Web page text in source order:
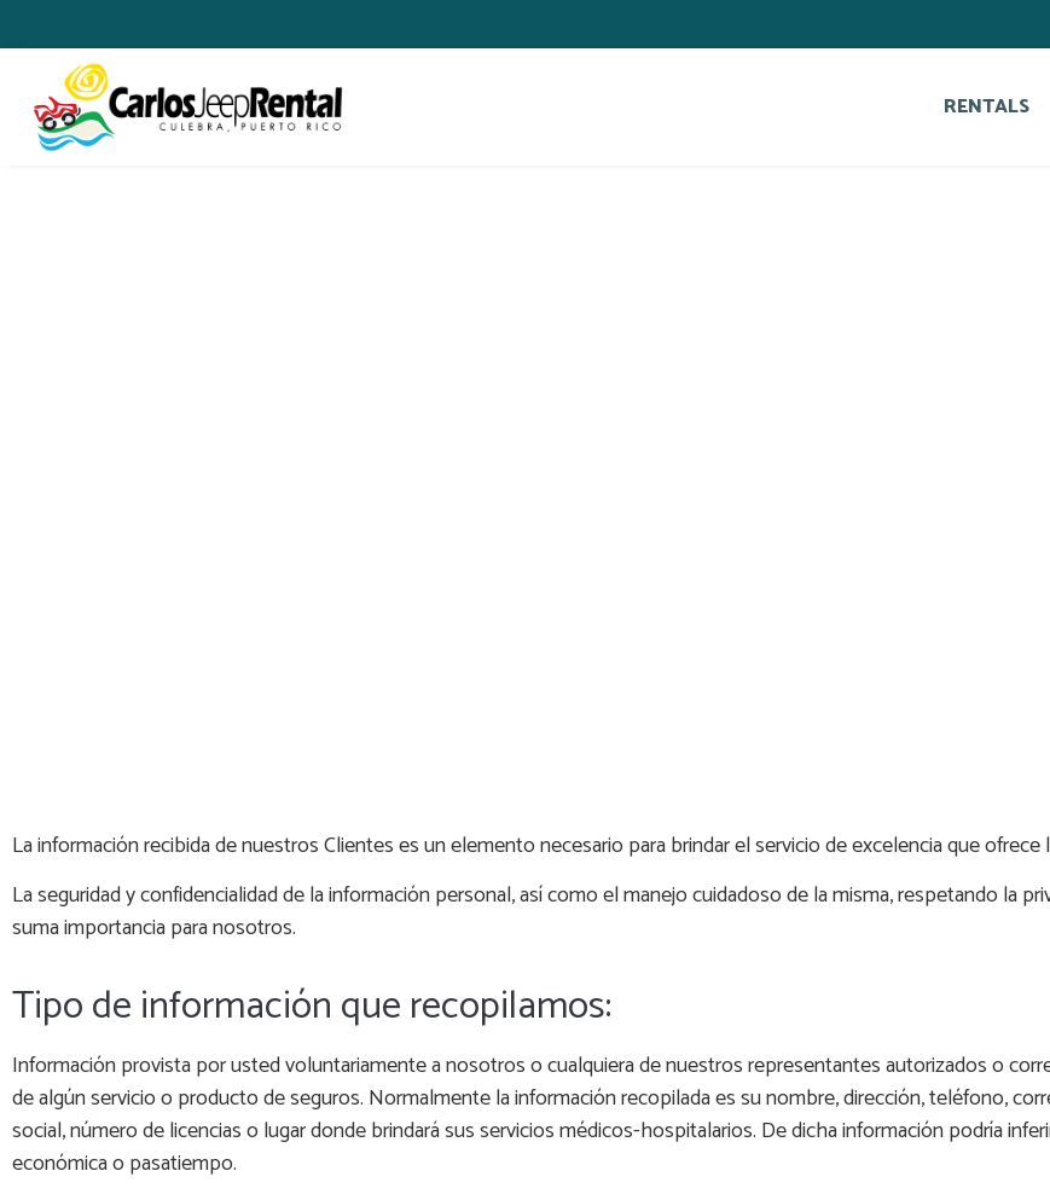
RENTALS
La información recibida de nuestros Clientes es un elemento necesario para brindar el servicio de excelencia que ofrece
La seguridad y confidencialidad de la información personal, así como el manejo cuidadoso de la misma, respetando la
suma importancia para nosotros.
Tipo de información que recopilamos:
Información provista por usted voluntariamente a nosotros o cualquiera de nuestros representantes autorizados o
de algún servicio o producto de seguros. Normalmente la información recopilada es su nombre, dirección, teléfono,
social, número de licencias o lugar donde brindará sus servicios médicos-hospitalarios. De dicha información podría
económica o pasatiempo.